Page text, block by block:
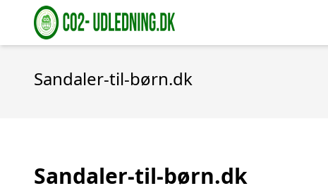
Sandaler-til-børn.dk
Sandaler-til-børn.dk